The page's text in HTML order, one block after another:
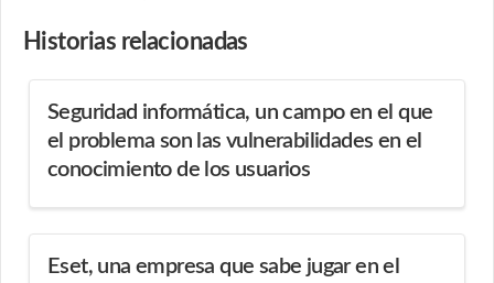
Historias relacionadas
Seguridad informática, un campo en el que
el problema son las vulnerabilidades en el
conocimiento de los usuarios
Eset, una empresa que sabe jugar en el